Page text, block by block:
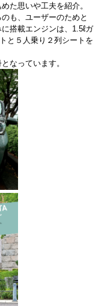
た思いや工夫を紹介。
も、ユーザーのためと
搭載エンジンは、1.5ℓガ
と５人乗り２列シートを
なっています。